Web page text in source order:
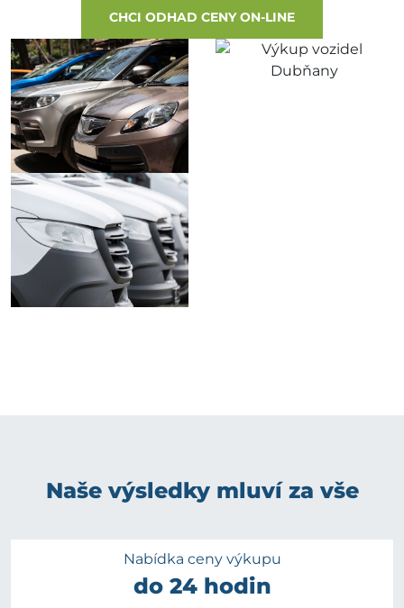
CHCI ODHAD CENY ON-LINE
Naše výsledky mluví za vše
Nabídka ceny výkupu
do 24 hodin